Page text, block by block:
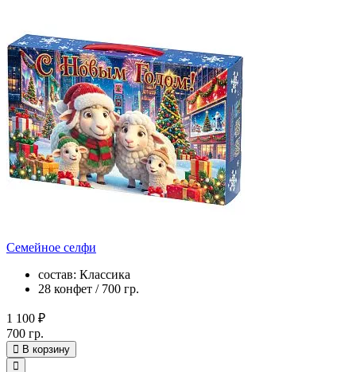
Семейное селфи
состав: Классика
28 конфет / 700 гр.
1 100 ₽
700 гр.
В корзину